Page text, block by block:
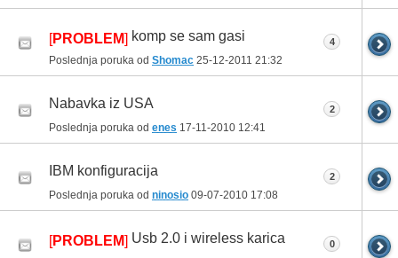
[PROBLEM] komp se sam gasi
Poslednja poruka od Shomac 25-12-2011 21:32
4
Nabavka iz USA
Poslednja poruka od enes 17-11-2010 12:41
2
IBM konfiguracija
Poslednja poruka od ninosio 09-07-2010 17:08
2
[PROBLEM] Usb 2.0 i wireless karica 0